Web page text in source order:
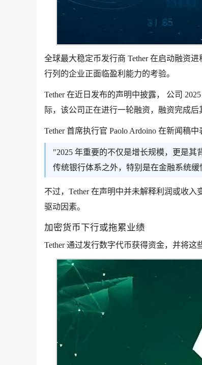
全球最大稳定币发行商 Tether 在启动融资
行列的企业正面临盈利能力的考验。
Tether 在近日发布的声明中披露， 公司
际，该公司正在进行一轮融资，融资完成后
Tether 首席执行官 Paolo Ardoino 在新闻稿中
"2025 年重要的不仅是增长规模，更是
传统银行体系之外，特别是在金融系统
不过，Tether 在声明中并未解释利润或收
驱动因素。
加密货币下行或拖累业绩
Tether 通过发行数字代币获得资金，并将这